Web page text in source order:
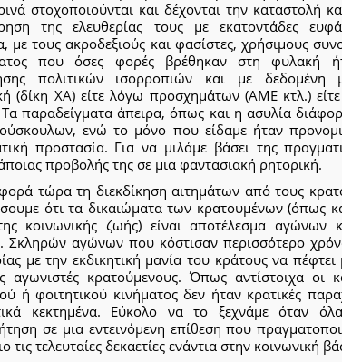
στοχοποιούνται και δέχονται την καταστολή
της ελευθερίας τους με εκατοντάδες
με τους ακροδεξιούς και φασίστες, χρήσιμους
που όσες φορές βρέθηκαν στη φυλακή
πολιτικών ισορροπιών και με δεδομένη
(δίκη ΧΑ) είτε λόγω προσχημάτων (ΑΜΕ κτλ.)
Τα παραδείγματα άπειρα, όπως και η ασυλία
ενώ το μόνο που είδαμε ήταν
προστασία. Για να μιλάμε βάσει της
προβολής της σε μια φαντασιακή ρητορική.
τώρα τη διεκδίκηση αιτημάτων από τους
ότι τα δικαιώματα των κρατουμένων (όπως
κοινωνικής ζωής) είναι αποτέλεσμα αγώνων
Σκληρών αγώνων που κόστισαν περισσότερο
με την εκδικητική μανία του κράτους να
αγωνιστές κρατούμενους. Όπως αντίστοιχα οι
ή φοιτητικού κινήματος δεν ήταν κρατικές
κεκτημένα. Εύκολο να το ξεχνάμε όταν
σε μια εντεινόμενη επίθεση που
τις τελευταίες δεκαετίες ενάντια στην κοινωνική